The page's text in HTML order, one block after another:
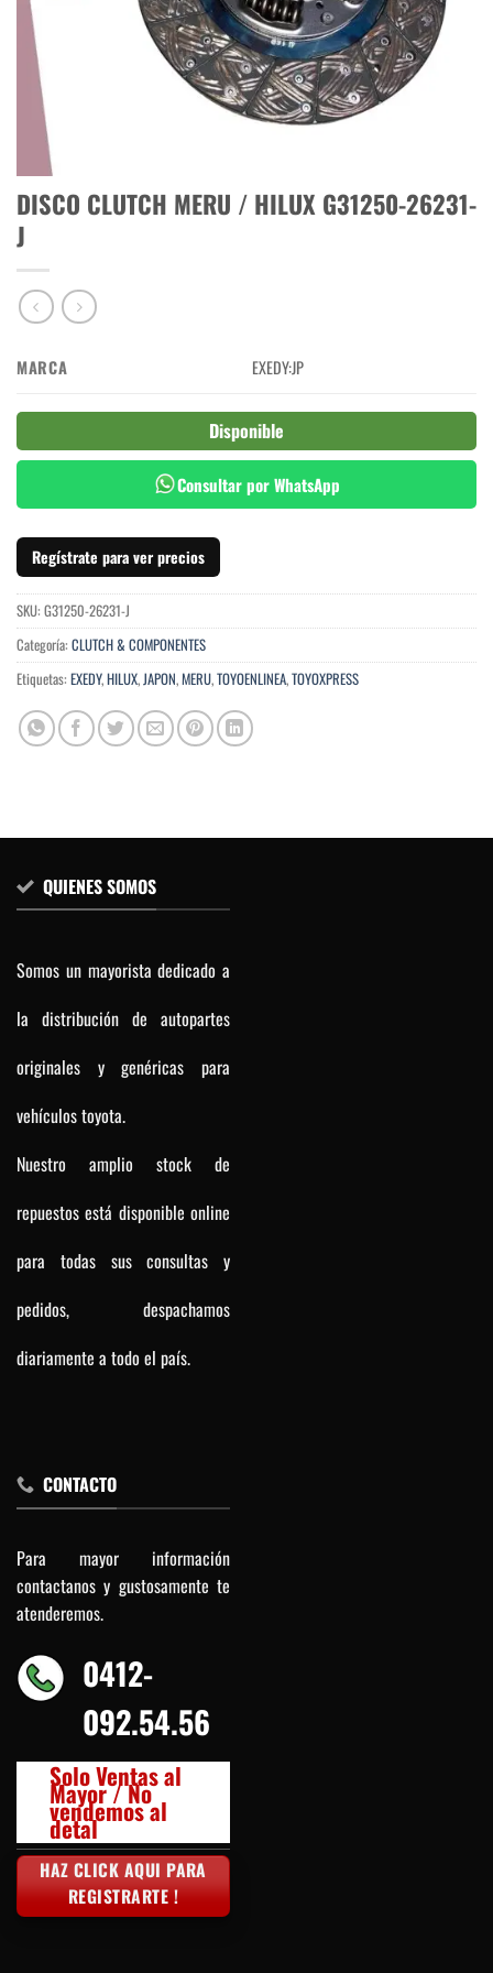
DISCO CLUTCH MERU / HILUX G31250-26231-
J
MARCA EXEDY:JP
Disponible
Consultar por WhatsApp
Regístrate para ver precios
SKU: G31250-26231-J
Categoría: CLUTCH & COMPONENTES
Etiquetas: EXEDY,HILUX, JAPON,MERU,TOYOENLINEA,TOYOXPRESS
QUIENES SOMOS
Somos un mayorista dedicado a
la distribución de autopartes
originales y genéricas para
vehículos toyota.
Nuestro amplio stock de
repuestos está disponible online
para todas sus consultas y
pedidos, despachamos
diariamente a todo el país.
CONTACTO
Para mayor información
contactanos y gustosamente te
atenderemos.
0412-
092.54.56
Solo Ventas al
Mayor / No
vendemos al
detal
HAZ CLICK AQUI PARA
REGISTRARTE !